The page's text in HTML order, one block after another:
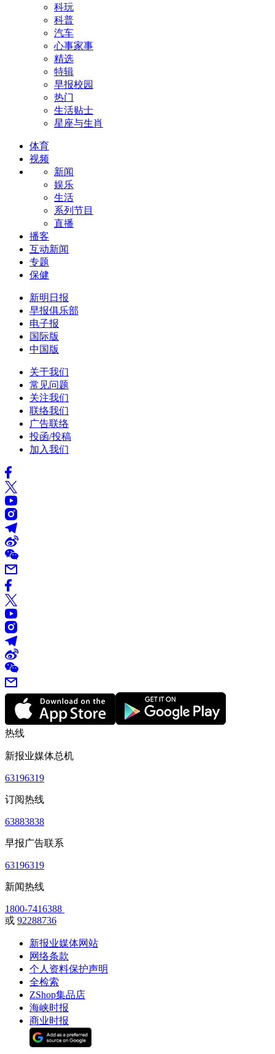
科玩
科普
汽车
心事家事
精选
特辑
早报校园
热门
生活贴士
星座与生肖
体育
视频
新闻
娱乐
生活
系列节目
直播
播客
互动新闻
专题
保健
新明日报
早报俱乐部
电子报
国际版
中国版
关于我们
常见问题
关注我们
联络我们
广告联络
投函/投稿
加入我们
热线
新报业媒体总机
63196319
订阅热线
63883838
早报广告联系
63196319
新闻热线
1800-7416388
或 92288736
新报业媒体网站
网络条款
个人资料保护声明
全检索
ZShop集品店
海峡时报
商业时报